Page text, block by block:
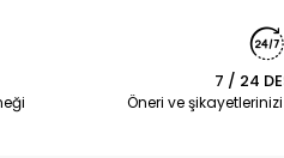
7 / 24
Öneri ve